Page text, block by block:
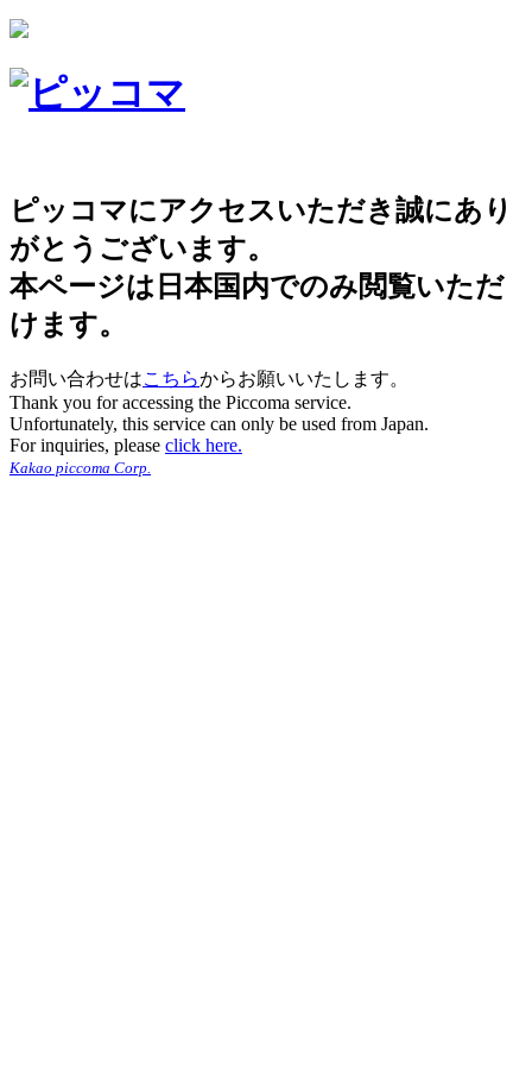
ピッコマにアクセスいただき誠にあり
がとうございます。
本ページは日本国内でのみ閲覧いただ
けます。
お問い合わせはこちらからお願いいたします。
Thank you for accessing the Piccoma service.
Unfortunately, this service can only be used from Japan.
For inquiries, please click here.
Kakao piccoma Corp.